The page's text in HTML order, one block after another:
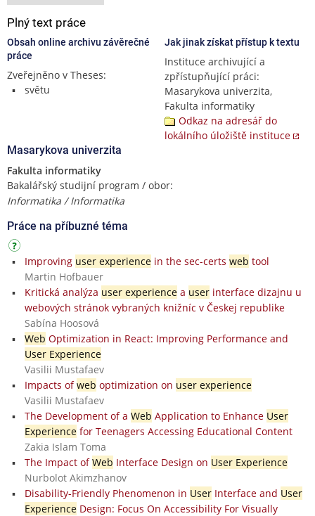
Plný text práce
Obsah online archivu závěrečné
práce
Zveřejněno v Theses:
světu
Jak jinak získat přístup k textu
Instituce archivující a
zpřístupňující práci:
Masarykova univerzita,
Fakulta informatiky
Odkaz na adresář do
lokálního úložiště instituce
Masarykova univerzita
Fakulta informatiky
Bakalářský studijní program / obor:
Informatika / Informatika
Práce na příbuzné téma
Improving user experiencein the sec-certs web tool
Martin Hofbauer
Kritická analýza user experiencea userinterface dizajnu u
webových stránok vybraných knižníc v Českej republike
Sabína Hoosová
Web Optimization in React: Improving Performance and
User Experience
Vasilii Mustafaev
Impacts ofweb optimization on user experience
Vasilii Mustafaev
The Development of a Web Application to Enhance User
Experiencefor Teenagers Accessing Educational Content
Zakia Islam Toma
The Impact ofWeb Interface Design on User Experience
Nurbolot Akimzhanov
Disability-Friendly Phenomenon in UserInterface and User
ExperienceDesign: Focus On Accessibility For Visually